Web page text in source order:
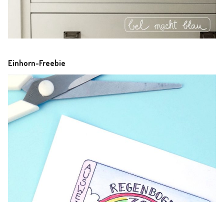
Einhorn-Freebie